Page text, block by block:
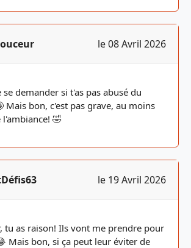
le 08 Avril 2026
demander si t'as pas abusé du
Mais bon, c'est pas grave, au moins
🤣
le 19 Avril 2026
tu as raison! Ils vont me prendre pour
Mais bon, si ça peut leur éviter de